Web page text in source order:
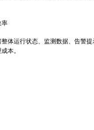
运行状态、监测数据、告警提
本。